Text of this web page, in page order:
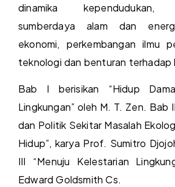
dinamika kependudukan,
sumberdaya alam dan
ekonomi, perkembangan ilmu
teknologi dan benturan terhadap
Bab I berisikan “Hidup
Lingkungan” oleh M. T. Zen. Bab
dan Politik Sekitar Masalah
Hidup”, karya Prof. Sumitro
III “Menuju Kelestarian
Edward Goldsmith Cs.